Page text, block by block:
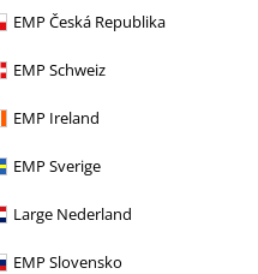
EMP Česká Republika
EMP Schweiz
EMP Ireland
EMP Sverige
Large Nederland
EMP Slovensko
% TYLKO w EMP
299.90 zł
Two-tone jacket in olive/black